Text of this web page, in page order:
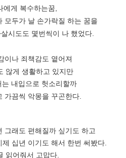
에게 복수하는꿈,
모두가 날 손가락질 하는 꿈을
시도도 몇번씩이 나 했었다.
이나 죄책감도 옅어져
않게 생활하고 있지만
내입으로 헛소리할까
가끔씩 악몽을 꾸곤한다.
그래도 편해질까 싶기도 하고
십년 이기도 해서 한번 써봤다.
읽어줘서 고맙다.